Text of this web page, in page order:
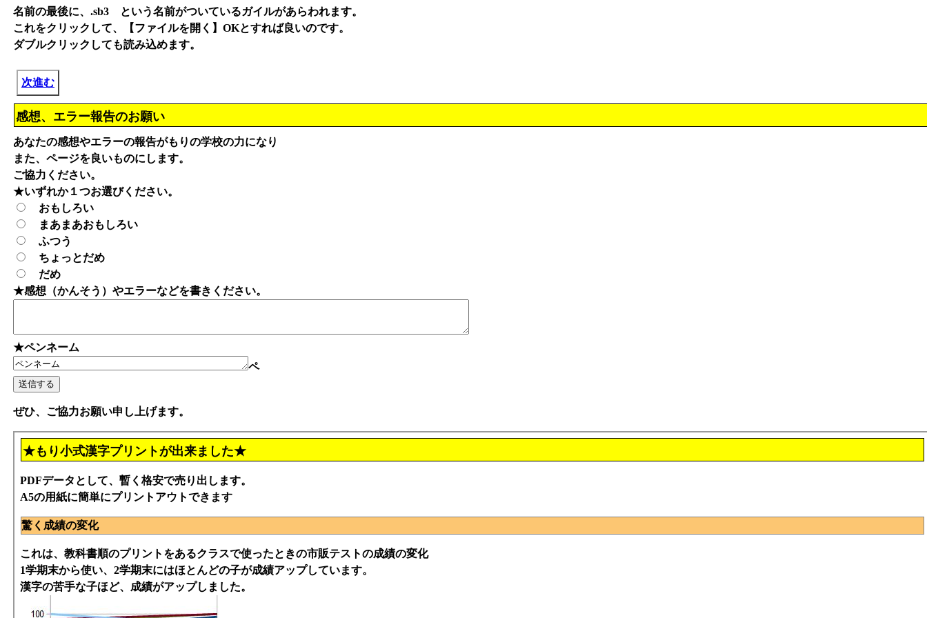
名前の最後に、.sb3 という名前がついているガイルがあらわれます。
これをクリックして、【ファイルを開く】OKとすれば良いのです。
ダブルクリックしても読み込めます。
次進む
感想、エラー報告のお願い
あなたの感想やエラーの報告がもりの学校の力になり
また、ページを良いものにします。
ご協力ください。
★いずれか１つお選びください。
おもしろい
まあまあおもしろい
ふつう
ちょっとだめ
だめ
★感想（かんそう）やエラーなどを書きください。
★ペンネーム
ペ
ぜひ、ご協力お願い申し上げます。